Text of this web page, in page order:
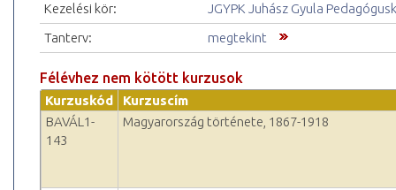
Kezelési kör:
JGYPK Juhász Gyula
Tanterv:
megtekint
Félévhez nem kötött kurzusok
Kurzuskód
Kurzuscím
BAVÁL1-
143
Magyarország története, 1867-1918